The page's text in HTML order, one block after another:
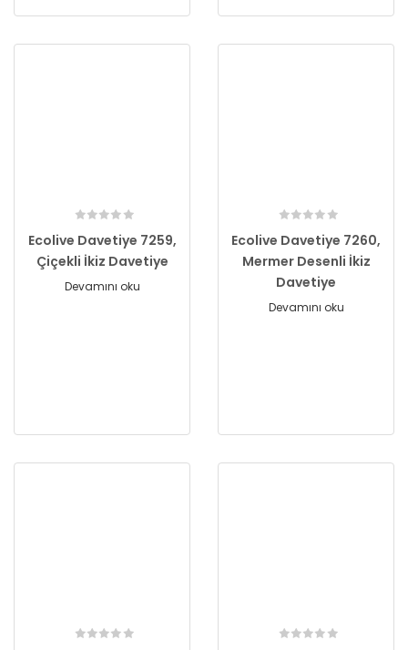
Ecolive Davetiye 7259,
Çiçekli İkiz Davetiye
Devamını oku
Ecolive Davetiye 7260,
Mermer Desenli İkiz
Davetiye
Devamını oku